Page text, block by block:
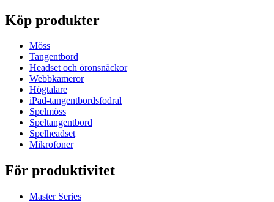
Köp produkter
Möss
Tangentbord
Headset och öronsnäckor
Webbkameror
Högtalare
iPad-tangentbordsfodral
Spelmöss
Speltangentbord
Spelheadset
Mikrofoner
För produktivitet
Master Series